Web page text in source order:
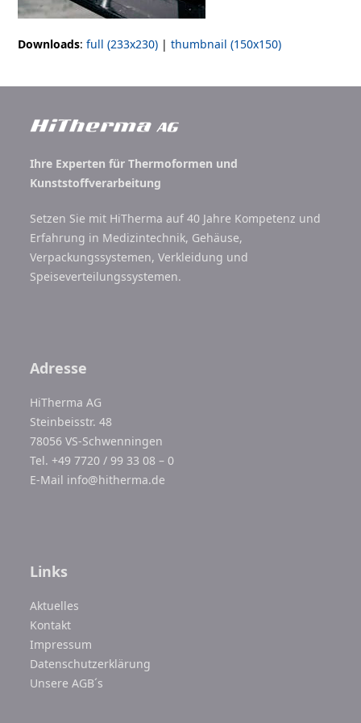
Downloads:full (233x230) |thumbnail (150x150)
Ihre Experten für Thermoformen und
Kunststoffverarbeitung
Setzen Sie mit HiTherma auf 40 Jahre Kompetenz und
Erfahrung in Medizintechnik, Gehäuse,
Verpackungssystemen, Verkleidung und
Speiseverteilungssystemen.
Adresse
HiTherma AG
Steinbeisstr. 48
78056 VS-Schwenningen
Tel. +49 7720 / 99 33 08 – 0
E-Mail info@hitherma.de
Links
Aktuelles
Kontakt
Impressum
Datenschutzerklärung
Unsere AGB´s